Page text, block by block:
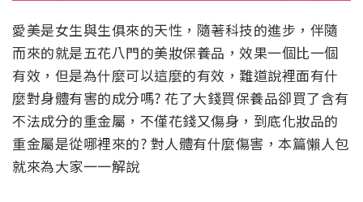
愛美是女生與生俱來的天性，隨著科技的進步，伴隨
而來的就是五花八門的美妝保養品，效果一個比一個
有效，但是為什麼可以這麼的有效，難道說裡面有什
麼對身體有害的成分嗎? 花了大錢買保養品卻買了含有
不法成分的重金屬，不僅花錢又傷身，到底化妝品的
重金屬是從哪裡來的? 對人體有什麼傷害，本篇懶人包
就來為大家一一解說